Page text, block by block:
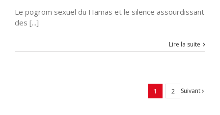
Le pogrom sexuel du Hamas et le silence assourdissant
des [...]
Lire la suite
1 2 Suivant